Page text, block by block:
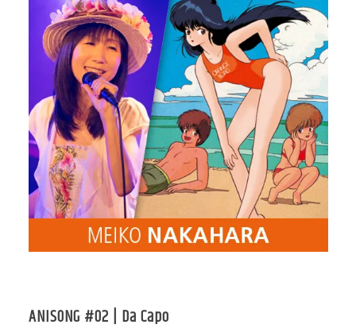
ANISONG #02 | Da Capo